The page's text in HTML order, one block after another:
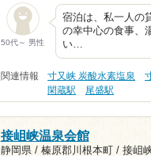
50代～ 男性
宿泊は、私一人の
の幸中心の食事、
い…
関連情報 寸又峡 炭酸水素塩泉
閑蔵駅
尾盛駅
接岨峡温泉会館
静岡県 / 榛原郡川根本町 / 接岨